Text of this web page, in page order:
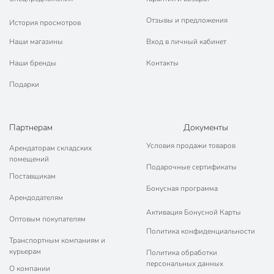
Особенности
износостойкий
Тип работ
для наружных
работ
Тип тары
банка
Возможность колеровки
без возможности
Разбавитель
Марка эмали
ПФ-115
Модель
ПФ-115
История просмотров
Наши магазины
Наши бренды
Подарки
Отзывы и предложения
Вход в личный кабинет
Контакты
Партнерам
Арендаторам складских
помещений
Поставщикам
Арендодателям
Оптовым покупателям
Транспортным компаниям и
курьерам
О компании
Документы
Условия продажи товаров
Подарочные сертификаты
Бонусная программа
Активация Бонусной Карты
Политика конфиденциальности
Политика обработки
персональных данных